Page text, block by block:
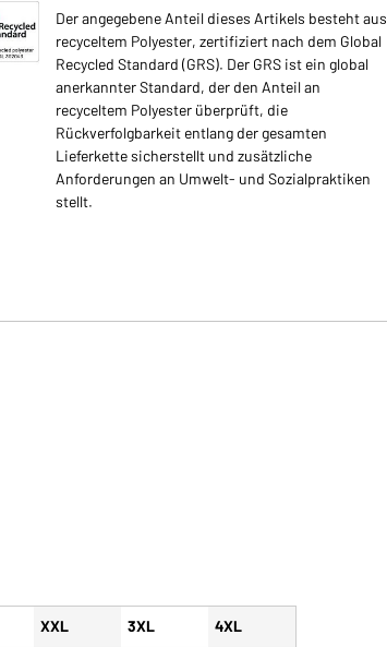
Der angegebene Anteil dieses Artikels besteht aus
recyceltem Polyester, zertifiziert nach dem Global
Recycled Standard (GRS). Der GRS ist ein global
anerkannter Standard, der den Anteil an
recyceltem Polyester überprüft, die
Rückverfolgbarkeit entlang der gesamten
Lieferkette sicherstellt und zusätzliche
Anforderungen an Umwelt- und Sozialpraktiken
stellt.
XXL 3XL 4XL